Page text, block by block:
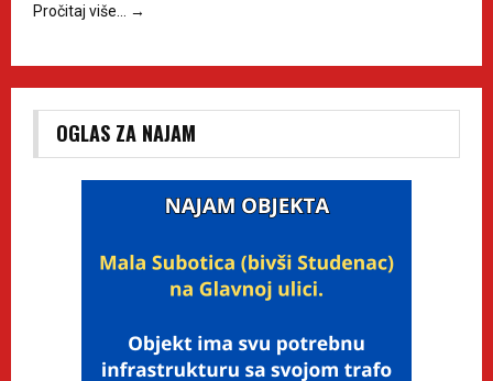
Pročitaj više…
→
OGLAS ZA NAJAM